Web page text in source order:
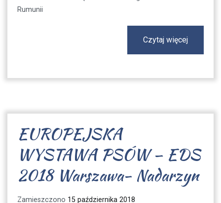
Rumunii
Czytaj więcej
EUROPEJSKA
WYSTAWA PSÓW – EDS
2018 Warszawa- Nadarzyn
Zamieszczono 15 października 2018